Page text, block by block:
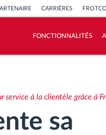
CARRIÈRES
FONCTIONNALITÉS
Calculatrice
à la clientèle grâce à
sa